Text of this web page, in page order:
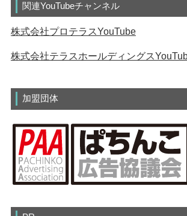
関連YouTubeチャンネル
株式会社プロテラスYouTube
株式会社テラスホールディングス
加盟団体